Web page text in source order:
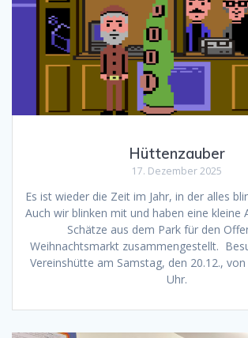
Hüttenzauber
17. Dezember 2025
Es ist wieder die Zeit im Jahr, in der alles
Auch wir blinken mit und haben eine kleine
Schätze aus dem Park für den
Weihnachtsmarkt zusammengestellt.
Vereinshütte am Samstag, den 20.12., von
Uhr.